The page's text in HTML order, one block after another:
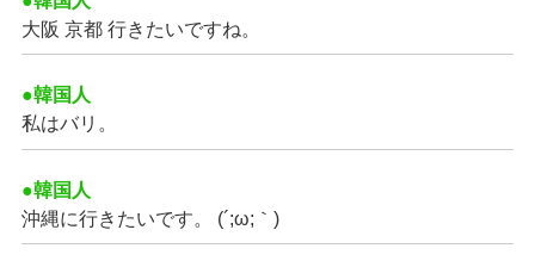
大阪 京都 行きたいですね。
●韓国人
私はバリ。
●韓国人
沖縄に行きたいです。 (´;ω;｀)